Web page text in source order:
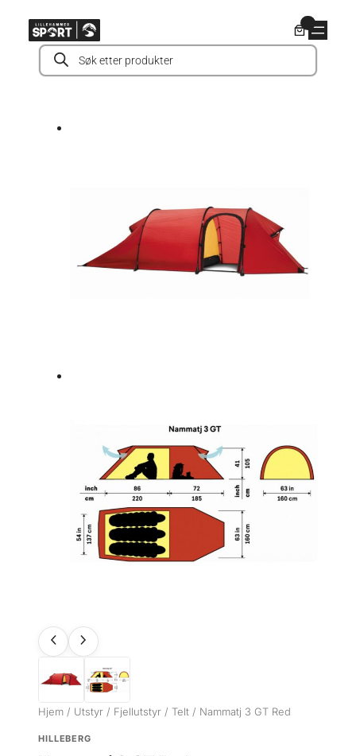
innholdProducts
search
Hjem / Utstyr / Fjellutstyr / Telt / Nammatj 3 GT Red
HILLEBERG